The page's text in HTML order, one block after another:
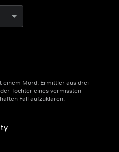
einem Mord. Ermittler aus drei
Tochter eines vermissten
Fall aufzuklären.